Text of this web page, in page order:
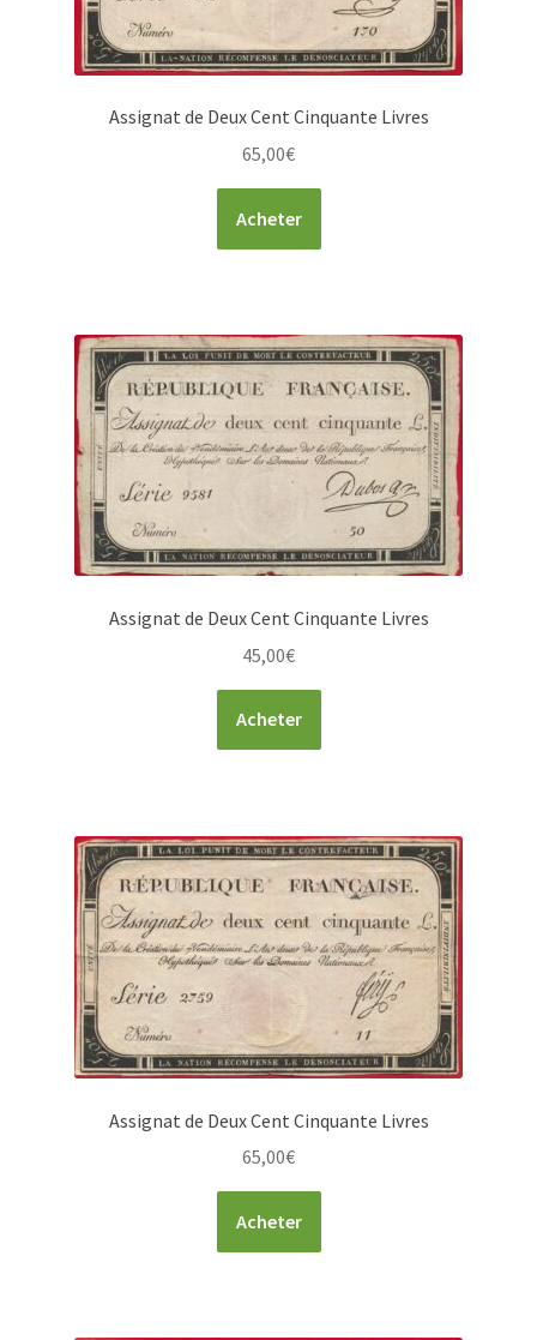
Assignat de Deux Cent Cinquante Livres
65,00€
Acheter
Assignat de Deux Cent Cinquante Livres
45,00€
Acheter
Assignat de Deux Cent Cinquante Livres
65,00€
Acheter